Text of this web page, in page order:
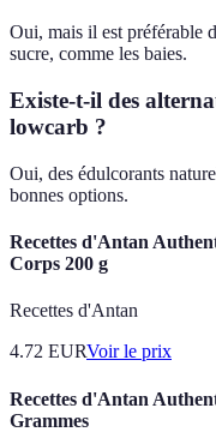
Oui, mais il est préférable
sucre, comme les baies.
Existe-t-il des
lowcarb ?
Oui, des édulcorants
bonnes options.
Recettes d'Antan
Corps 200 g
Recettes d'Antan
4.72 EURVoir le prix
Recettes d'Antan
Grammes